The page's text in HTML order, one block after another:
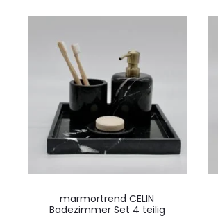
marmortrend CELIN
Badezimmer Set 4 teilig